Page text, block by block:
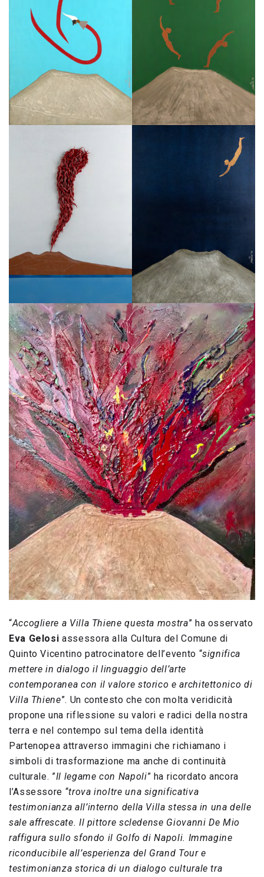
“Accogliere a Villa Thiene questa mostra” ha osservato
Eva Gelosi assessora alla Cultura del Comune di
Quinto Vicentino patrocinatore dell’evento “significa
mettere in dialogo il linguaggio dell’arte
contemporanea con il valore storico e architettonico di
Villa Thiene”. Un contesto che con molta veridicità
propone una riflessione su valori e radici della nostra
terra e nel contempo sul tema della identità
Partenopea attraverso immagini che richiamano i
simboli di trasformazione ma anche di continuità
culturale. ”Il legame con Napoli” ha ricordato ancora
l’Assessore “trova inoltre una significativa
testimonianza all’interno della Villa stessa in una delle
sale affrescate. Il pittore scledense Giovanni De Mio
raffigura sullo sfondo il Golfo di Napoli. Immagine
riconducibile all’esperienza del Grand Tour e
testimonianza storica di un dialogo culturale tra